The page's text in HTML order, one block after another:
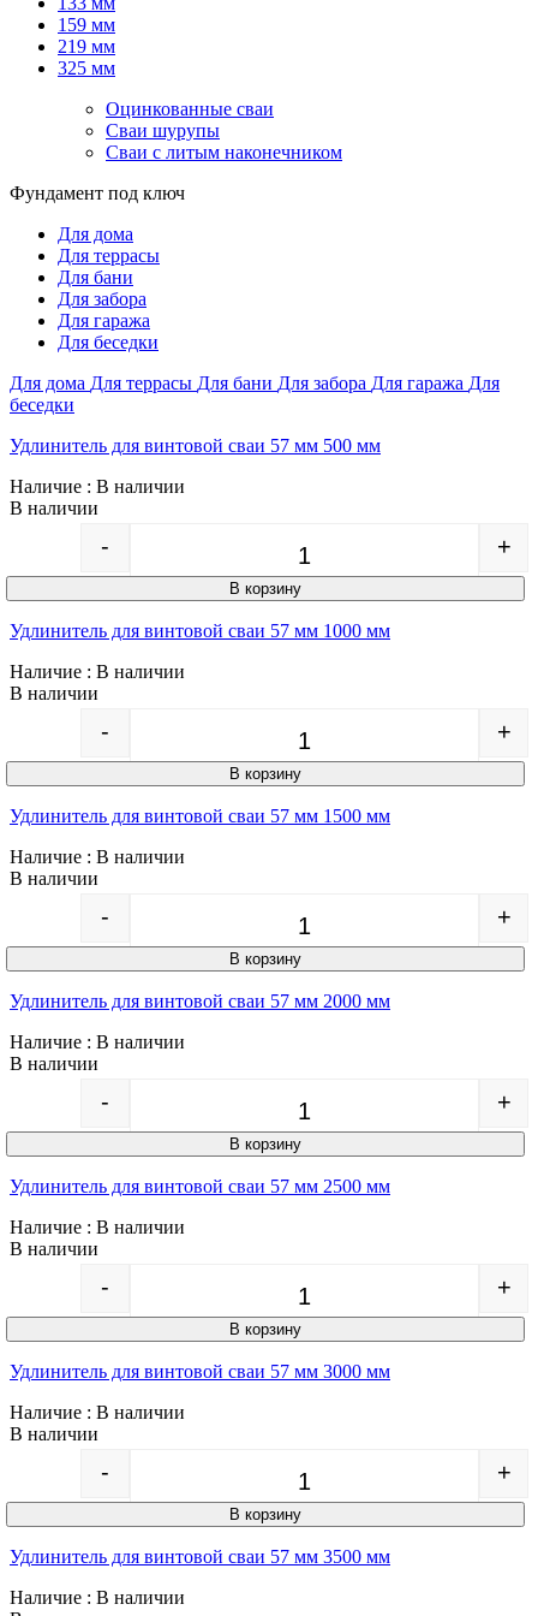
159 мм
219 мм
325 мм
Оцинкованные сваи
Сваи шурупы
Сваи с литым наконечником
Фундамент под ключ
Для дома
Для террасы
Для бани
Для забора
Для гаража
Для беседки
Для дома Для террасы Для бани Для забора Для гаража Для
беседки
Удлинитель для винтовой сваи 57 мм 500 мм
Наличие : В наличии
В наличии
Quantity
- +
В корзину
Удлинитель для винтовой сваи 57 мм 1000 мм
Наличие : В наличии
В наличии
Quantity
- +
В корзину
Удлинитель для винтовой сваи 57 мм 1500 мм
Наличие : В наличии
В наличии
Quantity
- +
В корзину
Удлинитель для винтовой сваи 57 мм 2000 мм
Наличие : В наличии
В наличии
Quantity
- +
В корзину
Удлинитель для винтовой сваи 57 мм 2500 мм
Наличие : В наличии
В наличии
Quantity
- +
В корзину
Удлинитель для винтовой сваи 57 мм 3000 мм
Наличие : В наличии
В наличии
Quantity
- +
В корзину
Удлинитель для винтовой сваи 57 мм 3500 мм
Наличие : В наличии